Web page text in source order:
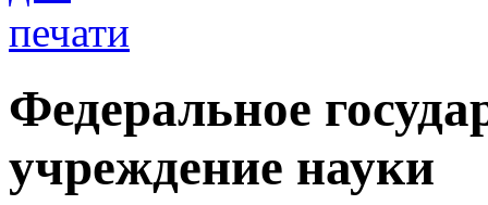
Федеральное
учреждение науки